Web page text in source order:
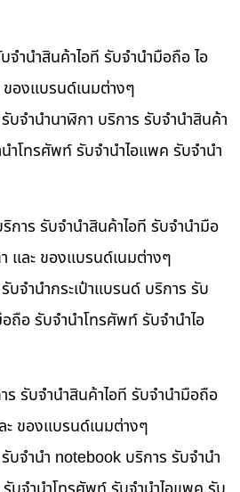
จำนำสินค้าไอที รับจำนำมือถือ ไอ
องแบรนด์เนมต่างๆ
จำนำนาฬิกา บริการ รับจำนำสินค้า
ำโทรศัพท์ รับจำนำไอแพค รับจำนำ
การ รับจำนำสินค้าไอที รับจำนำมือ
และ ของแบรนด์เนมต่างๆ
จำนำกระเป๋าแบรนด์ บริการ รับ
ถือ รับจำนำโทรศัพท์ รับจำนำไอ
รับจำนำสินค้าไอที รับจำนำมือถือ
ะ ของแบรนด์เนมต่างๆ
จำนำ notebook บริการ รับจำนำ